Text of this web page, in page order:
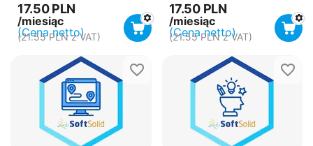
17.50 PLN
/miesiąc
(Cena netto)
(21.55 PLNz VAT)
17.50 PLN
/miesiąc
(Cena netto)
(21.55 PLNz VAT)